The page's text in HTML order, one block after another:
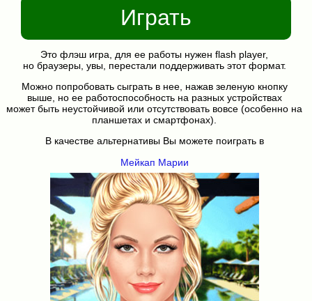
Играть
Это флэш игра, для ее работы нужен flash player,
но браузеры, увы, перестали поддерживать этот формат.
Можно попробовать сыграть в нее, нажав зеленую кнопку
выше, но ее работоспособность на разных устройствах
может быть неустойчивой или отсутствовать вовсе (особенно на
планшетах и смартфонах).
В качестве альтернативы Вы можете поиграть в
Мейкап Марии